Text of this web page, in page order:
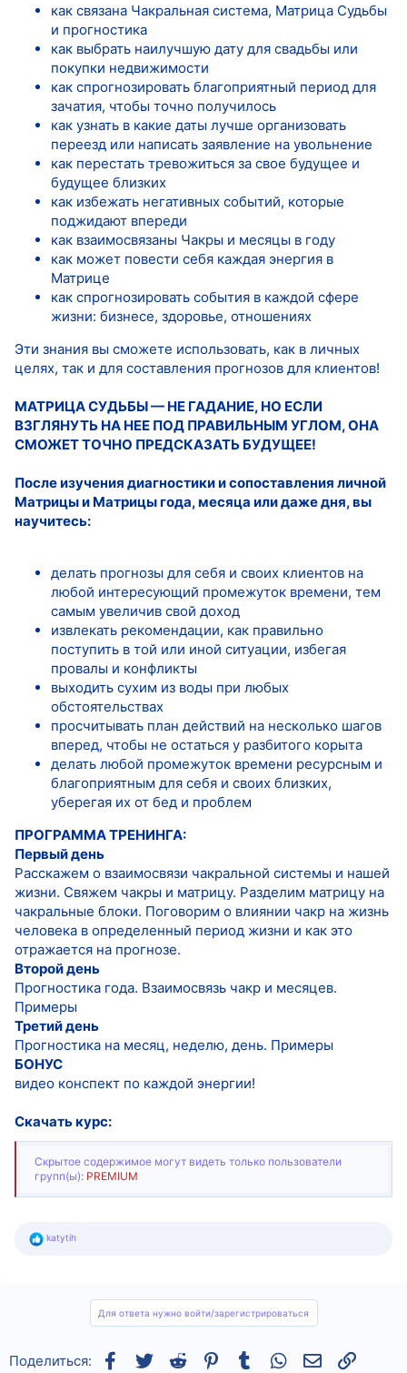
как связана Чакральная система, Матрица Судьбы
и прогностика
как выбрать наилучшую дату для свадьбы или
покупки недвижимости
как спрогнозировать благоприятный период для
зачатия, чтобы точно получилось
как узнать в какие даты лучше организовать
переезд или написать заявление на увольнение
как перестать тревожиться за свое будущее и
будущее близких
как избежать негативных событий, которые
поджидают впереди
как взаимосвязаны Чакры и месяцы в году
как может повести себя каждая энергия в
Матрице
как спрогнозировать события в каждой сфере
жизни: бизнесе, здоровье, отношениях
Эти знания вы сможете использовать, как в личных
целях, так и для составления прогнозов для клиентов!
МАТРИЦА СУДЬБЫ — НЕ ГАДАНИЕ, НО ЕСЛИ
ВЗГЛЯНУТЬ НА НЕЕ ПОД ПРАВИЛЬНЫМ УГЛОМ, ОНА
СМОЖЕТ ТОЧНО ПРЕДСКАЗАТЬ БУДУЩЕЕ!
После изучения диагностики и сопоставления личной
Матрицы и Матрицы года, месяца или даже дня, вы
научитесь:
делать прогнозы для себя и своих клиентов на
любой интересующий промежуток времени, тем
самым увеличив свой доход
извлекать рекомендации, как правильно
поступить в той или иной ситуации, избегая
провалы и конфликты
выходить сухим из воды при любых
обстоятельствах
просчитывать план действий на несколько шагов
вперед, чтобы не остаться у разбитого корыта
делать любой промежуток времени ресурсным и
благоприятным для себя и своих близких,
уберегая их от бед и проблем
ПРОГРАММА ТРЕНИНГА:
Первый день
Расскажем о взаимосвязи чакральной системы и нашей
жизни. Свяжем чакры и матрицу. Разделим матрицу на
чакральные блоки. Поговорим о влиянии чакр на жизнь
человека в определенный период жизни и как это
отражается на прогнозе.
Второй день
Прогностика года. Взаимосвязь чакр и месяцев.
Примеры
Третий день
Прогностика на месяц, неделю, день. Примеры
БОНУС
видео конспект по каждой энергии!
Скачать курс:
Скрытое содержимое могут видеть только пользователи
групп(ы): PREMIUM
Р
katytih
Для ответа нужно войти/зарегистрироваться
Поделиться: Facebook
TwitterReddit Pinterest
Tumblr WhatsAppСсылка